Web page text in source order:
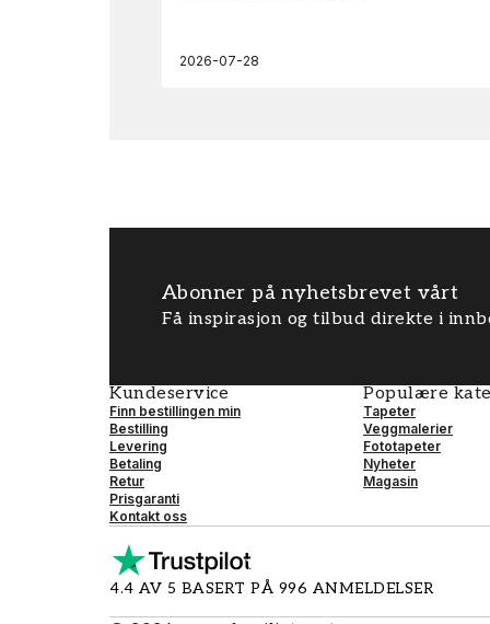
2026-07-28
Abonner på nyhetsbrevet vårt
Få inspirasjon og tilbud direkte i
Kundeservice
Finn bestillingen min
Bestilling
Levering
Betaling
Retur
Prisgaranti
Kontakt oss
Populære
Tapeter
Veggmalerier
Fototapeter
Nyheter
Magasin
4.4 AV 5 BASERT PÅ 996 ANMELDELSER